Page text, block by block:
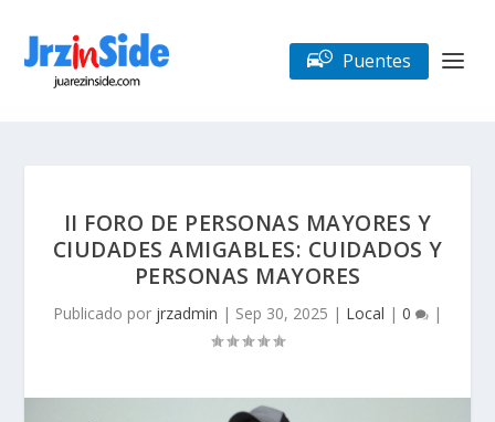
Puentes
II FORO DE PERSONAS MAYORES Y
CIUDADES AMIGABLES: CUIDADOS Y
PERSONAS MAYORES
Publicado por jrzadmin | Sep 30, 2025 | Local | 0 |